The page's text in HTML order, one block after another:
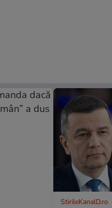
StirileKanalD.ro